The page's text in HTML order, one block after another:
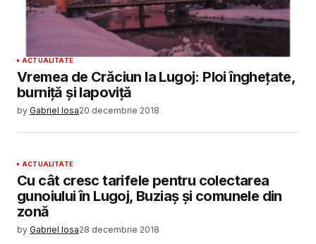
ACTUALITATE
Vremea de Crăciun la Lugoj: Ploi înghețate,
burniță și lapoviță
by Gabriel Iosa20 decembrie 2018
ACTUALITATE
Cu cât cresc tarifele pentru colectarea
gunoiului în Lugoj, Buziaș și comunele din
zonă
by Gabriel Iosa28 decembrie 2018